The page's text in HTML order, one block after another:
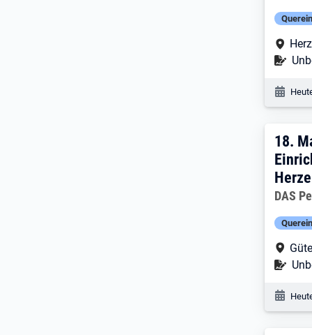
18.
18.
DAS